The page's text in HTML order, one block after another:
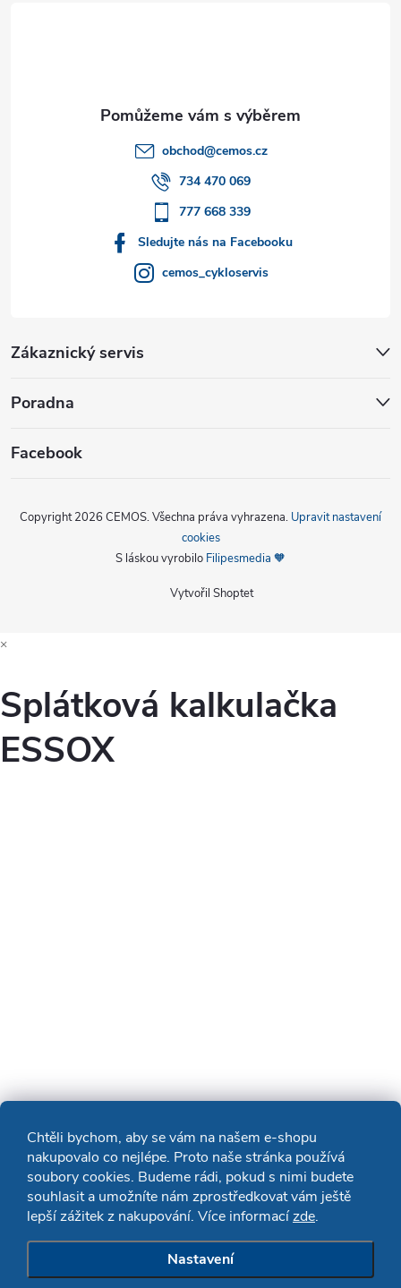
Chtěli bychom, aby se vám na našem e-shopu
nakupovalo co nejlépe. Proto naše stránka používá
soubory cookies. Budeme rádi, pokud s nimi budete
souhlasit a umožníte nám zprostředkovat vám ještě
lepší zážitek z nakupování. Více informacízde.
Nastavení
obchod@cemos.cz
734 470 069
777 668 339
Sledujte nás na Facebooku
cemos_cykloservis
Zákaznický servis
Poradna
Facebook
Vytvořil Shoptet
Copyright 2026 CEMOS. Všechna práva vyhrazena. Upravit nastavení
cookies
S láskou vyrobilo Filipesmedia 🧡
×
Splátková kalkulačka
ESSOX